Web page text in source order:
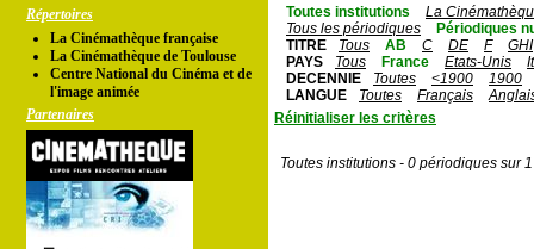
Répertoires
La Cinémathèque française
La Cinémathèque de Toulouse
Centre National du Cinéma et de
l'image animée
Partenaires
Toutes institutions
La
Tous les périodiques
Périodiques
TITRE
Tous AB C DE F
GHI
PAYS
Tous France Etats-Unis
DECENNIE
Toutes <1900
1900
LANGUE
Toutes Français
Réinitialiser les critères
Toutes institutions - 0 périodiques sur